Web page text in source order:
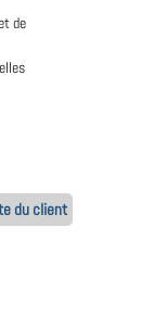
de
du client